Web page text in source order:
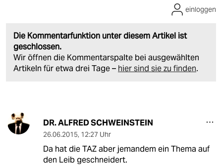
Die Kommentarfunktion unter diesem Artikel ist
geschlossen.
Wir öffnen die Kommentarspalte bei ausgewählten
Artikeln für etwa drei Tage – hier sind sie zu finden.
einloggen
DR. ALFRED SCHWEINSTEIN
26.06.2015, 12:27 Uhr
Da hat die TAZ aber jemandem ein Thema auf
den Leib geschneidert.